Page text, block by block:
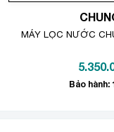
3000L
MÁY LỌC NƯỚC
Bảo hành: